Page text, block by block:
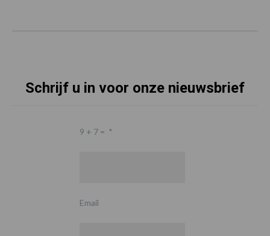
Schrijf u in voor onze nieuwsbrief
9 + 7 = *
Email